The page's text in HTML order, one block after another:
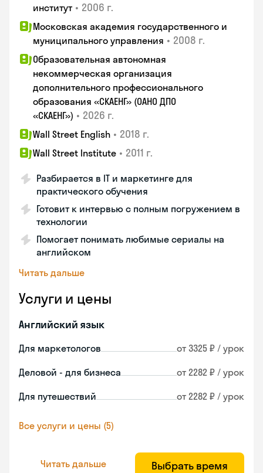
институт • 2006 г.
Московская академия государственного и
муниципального управления • 2008 г.
Образовательная автономная
некоммерческая организация
дополнительного профессионального
образования «СКАЕНГ» (ОАНО ДПО
«СКАЕНГ») • 2026 г.
Wall Street English • 2018 г.
Wall Street Institute • 2011 г.
Разбирается в IT и маркетинге для
практического обучения
Готовит к интервью с полным погружением в
технологии
Помогает понимать любимые сериалы на
английском
Читать дальше
Услуги и цены
Английский язык
Для маркетологов от 3325 ₽ / урок
Деловой - для бизнеса от 2282 ₽ / урок
Для путешествий от 2282 ₽ / урок
Все услуги и цены (5)
Читать дальше Выбрать время